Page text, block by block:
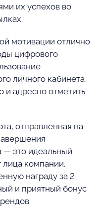
их успехов во
мотивации отлично
цифрового
личного кабинета
и адресно отметить
отправленная на
— это идеальный
лица компании.
награду за 2
и приятный бонус